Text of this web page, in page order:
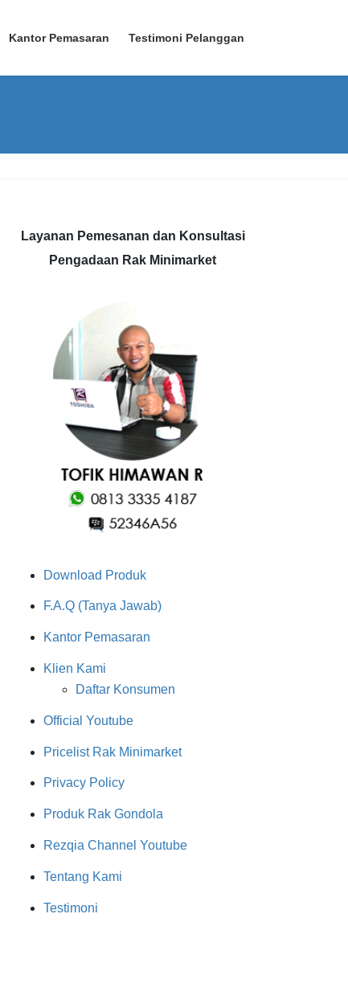
Kantor Pemasaran Testimoni Pelanggan
Layanan Pemesanan dan Konsultasi
Pengadaan Rak Minimarket
Download Produk
F.A.Q (Tanya Jawab)
Kantor Pemasaran
Klien Kami
Daftar Konsumen
Official Youtube
Pricelist Rak Minimarket
Privacy Policy
Produk Rak Gondola
Rezqia Channel Youtube
Tentang Kami
Testimoni